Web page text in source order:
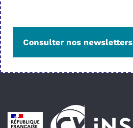
Consulter nos newsletters
Pied de page